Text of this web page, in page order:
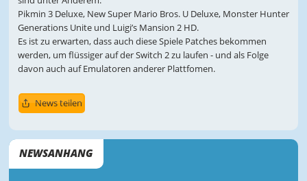
Pikmin 3 Deluxe, New Super Mario Bros. U Deluxe, Monster Hunter
Generations Unite und Luigi’s Mansion 2 HD.
Es ist zu erwarten, dass auch diese Spiele Patches bekommen
werden, um flüssiger auf der Switch 2 zu laufen - und als Folge
davon auch auf Emulatoren anderer Plattfomen.
News teilen
NEWSANHANG